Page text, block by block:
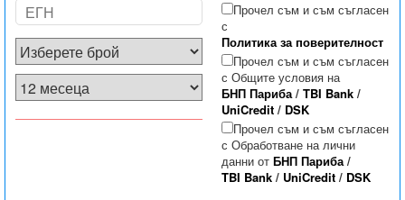
Прочел съм и съм съгласен
с
Политика за поверителност
Прочел съм и съм съгласен
с Общите условия на
БНП Париба/ TBI Bank/
UniCredit/ DSK
Прочел съм и съм съгласен
с Обработване на лични
данни от БНП Париба/
TBI Bank/ UniCredit/ DSK